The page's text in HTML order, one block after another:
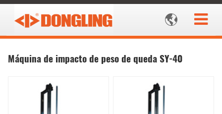

Máquina de impacto de peso de queda SY-40